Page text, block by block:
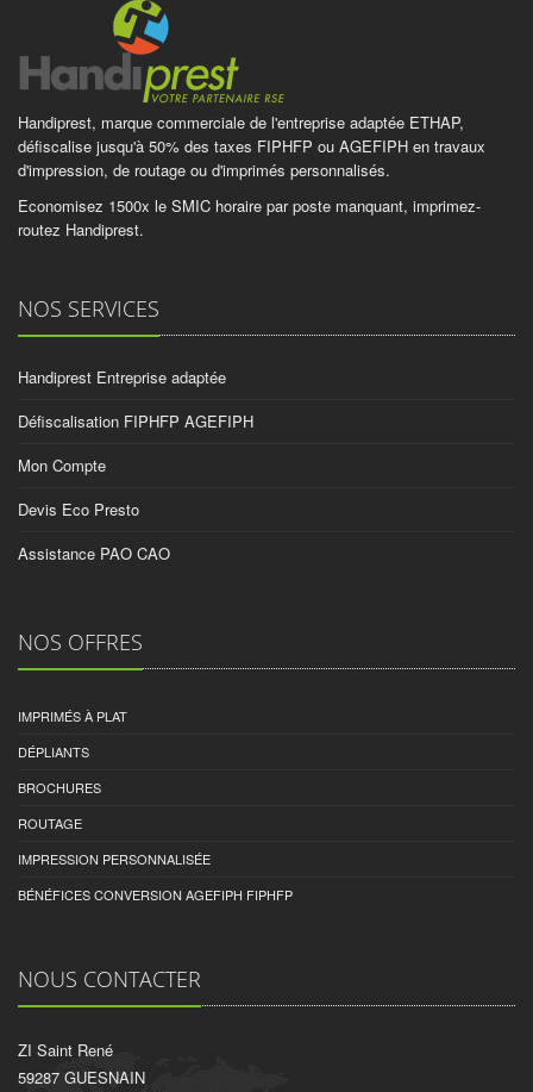
Handiprest, marque commerciale de l'entreprise adaptée ETHAP,
défiscalise jusqu'à 50% des taxes FIPHFP ou AGEFIPH en travaux
d'impression, de routage ou d'imprimés personnalisés.
Economisez 1500x le SMIC horaire par poste manquant, imprimez-
routez Handiprest.
NOS SERVICES
Handiprest Entreprise adaptée
Défiscalisation FIPHFP AGEFIPH
Mon Compte
Devis Eco Presto
Assistance PAO CAO
NOS OFFRES
IMPRIMÉS À PLAT
DÉPLIANTS
BROCHURES
ROUTAGE
IMPRESSION PERSONNALISÉE
BÉNÉFICES CONVERSION AGEFIPH FIPHFP
NOUS CONTACTER
ZI Saint René
59287 GUESNAIN